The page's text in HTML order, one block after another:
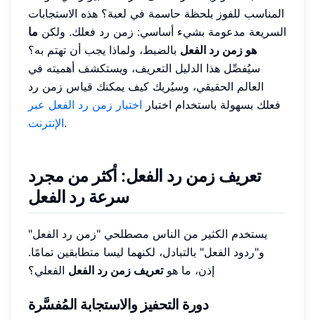
المناسب للفوز بلحظة حاسمة في لعبة؟ هذه الاستجابات
السريعة مدعومة بشيء أساسي: زمن رد فعلك. ولكن ما
هو زمن رد الفعل بالضبط، ولماذا يجب أن تهتم به؟
سيُفصِّل هذا الدليل التعريف، ويستكشف أهميته في
العالم الحقيقي، وسيُريك كيف يمكنك قياس زمن رد
فعلك بسهولة باستخدام اختبار اختبار زمن رد الفعل عبر
الإنترنت.
تعريف زمن رد الفعل: أكثر من مجرد
سرعة رد الفعل
يستخدم الكثير من الناس مصطلحي "زمن رد الفعل"
و"ردود الفعل" بالتبادل، لكنهما ليسا متطابقين تمامًا.
إذن، ما هوتعريف زمن رد الفعل الفعلي؟
دورة التحفيز والاستجابة المُفسَّرة